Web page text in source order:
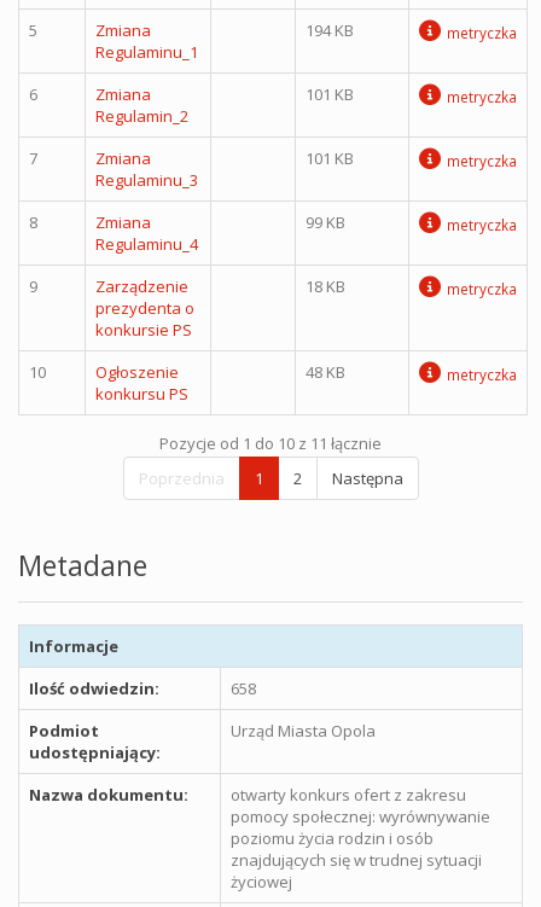
5
Zmiana
Regulaminu_1
194 KB metryczka
6
Zmiana
Regulamin_2
101 KB metryczka
7
Zmiana
Regulaminu_3
101 KB metryczka
8
Zmiana
Regulaminu_4
99 KB metryczka
9
Zarządzenie
prezydenta o
konkursie PS
18 KB metryczka
10
Ogłoszenie
konkursu PS
48 KB metryczka
Pozycje od 1 do 10 z 11 łącznie
Poprzednia
1 2 Następna
Metadane
Informacje
Ilość odwiedzin:
658
Podmiot
udostępniający:
Urząd Miasta Opola
Nazwa dokumentu:
otwarty konkurs ofert z zakresu
pomocy społecznej: wyrównywanie
poziomu życia rodzin i osób
znajdujących się w trudnej sytuacji
życiowej